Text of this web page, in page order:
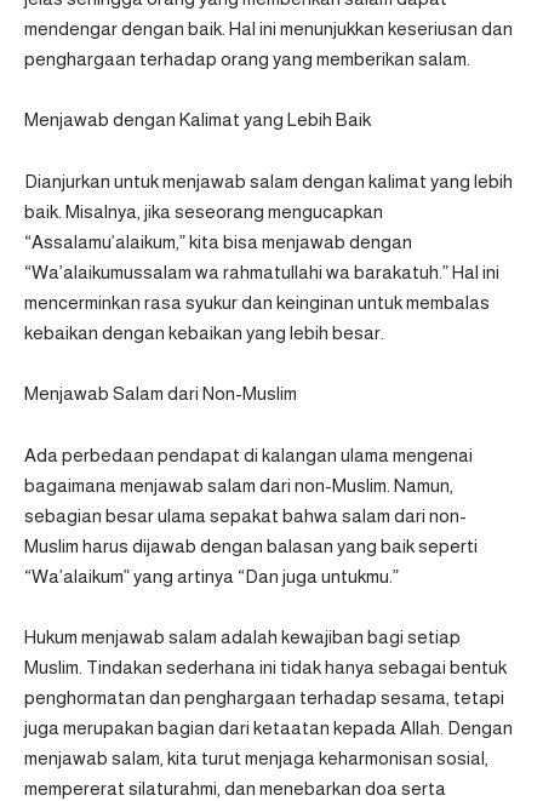
mendengar dengan baik. Hal ini menunjukkan keseriusan dan
penghargaan terhadap orang yang memberikan salam.
Menjawab dengan Kalimat yang Lebih Baik
Dianjurkan untuk menjawab salam dengan kalimat yang lebih
baik. Misalnya, jika seseorang mengucapkan
“Assalamu’alaikum,” kita bisa menjawab dengan
“Wa’alaikumussalam wa rahmatullahi wa barakatuh.” Hal ini
mencerminkan rasa syukur dan keinginan untuk membalas
kebaikan dengan kebaikan yang lebih besar.
Menjawab Salam dari Non-Muslim
Ada perbedaan pendapat di kalangan ulama mengenai
bagaimana menjawab salam dari non-Muslim. Namun,
sebagian besar ulama sepakat bahwa salam dari non-
Muslim harus dijawab dengan balasan yang baik seperti
“Wa’alaikum” yang artinya “Dan juga untukmu.”
Hukum menjawab salam adalah kewajiban bagi setiap
Muslim. Tindakan sederhana ini tidak hanya sebagai bentuk
penghormatan dan penghargaan terhadap sesama, tetapi
juga merupakan bagian dari ketaatan kepada Allah. Dengan
menjawab salam, kita turut menjaga keharmonisan sosial,
mempererat silaturahmi, dan menebarkan doa serta